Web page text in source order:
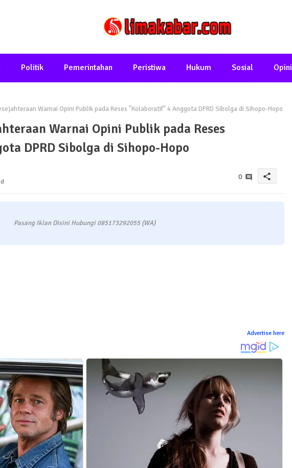
Politik Pemerintahan Peristiwa Hukum Sosial Opini
Warnai Opini Publik pada Reses "Kolaboratif" 4 Anggota DPRD Sibolga di Sihopo-Hopo
Warnai Opini Publik pada Reses
DPRD Sibolga di Sihopo-Hopo
0 share
Pasang Iklan Disini Hubungi 085173292055 (WA)
Advertise here